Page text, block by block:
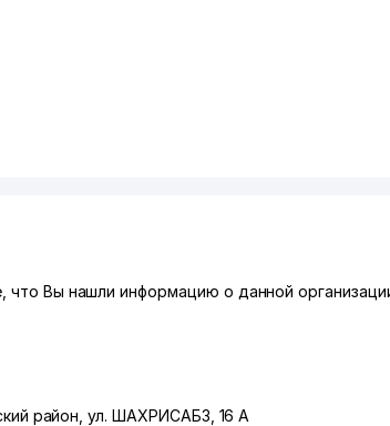
что Вы нашли информацию о данной
район ,ул. ШАХРИСАБЗ , 16 А